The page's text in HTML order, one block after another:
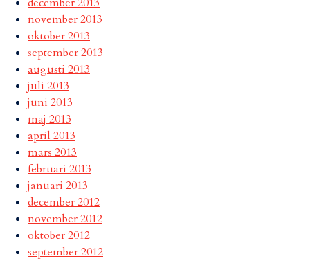
november 2013
oktober 2013
september 2013
augusti 2013
juli 2013
juni 2013
maj 2013
april 2013
mars 2013
februari 2013
januari 2013
december 2012
november 2012
oktober 2012
september 2012